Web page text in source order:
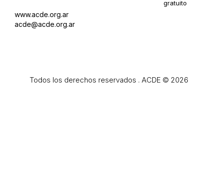
www.acde.org.ar
acde@acde.org.ar
gratuito
Todos los derechos reservados . ACDE © 2026